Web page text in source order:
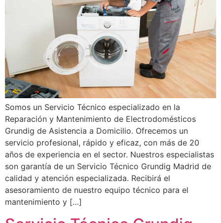
Somos un Servicio Técnico especializado en la
Reparación y Mantenimiento de Electrodomésticos
Grundig de Asistencia a Domicilio. Ofrecemos un
servicio profesional, rápido y eficaz, con más de 20
años de experiencia en el sector. Nuestros especialistas
son garantía de un Servicio Técnico Grundig Madrid de
calidad y atención especializada. Recibirá el
asesoramiento de nuestro equipo técnico para el
mantenimiento y […]